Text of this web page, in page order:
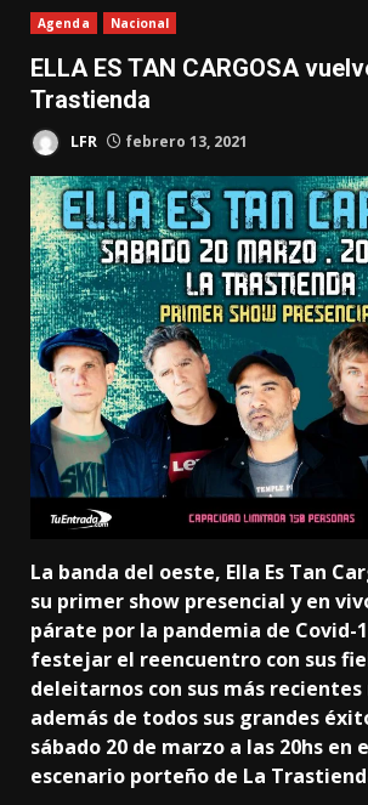
Agenda Nacional
ELLA ES TAN CARGOSA
Trastienda
LFR febrero 13, 2021
La banda del oeste, Ella Es Tan
su primer show presencial y en
párate por la pandemia de Covid-
festejar el reencuentro con sus
deleitarnos con sus más
además de todos sus grandes
sábado 20 de marzo a las 20hs en
escenario porteño de La